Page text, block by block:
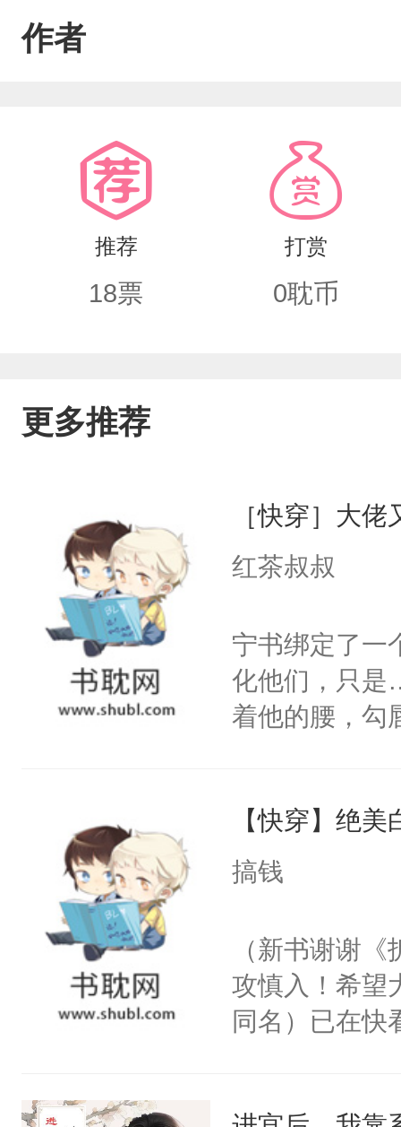
作者
推荐
18票
打赏
0耽币
更多推荐
［快穿］大
红茶叔叔
宁书绑定了一
化他们，只是
着他的腰，勾
来，给老公
用力——为你
【快穿】绝
搞钱
（新书谢谢
攻慎入！希望
同名）已在快